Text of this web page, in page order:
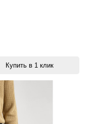
Купить в 1 клик